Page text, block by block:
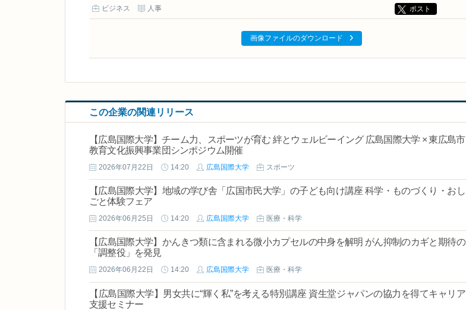
ビジネス 人事 ポスト
画像ファイルのダウンロード
この企業の関連リリース
【広島国際大学】チーム力、スポーツが育む 絆とウェルビーイング 広島国際大学 × 東広島市
教育文化振興事業団シンポジウム開催
2026年07月22日 14:20 広島国際大学 スポーツ
【広島国際大学】地域の学び舎「広国市民大学」の子ども向け講座 科学・ものづくり・おし
ごと体験フェア
2026年06月25日 14:20 広島国際大学 医療・科学
【広島国際大学】かんきつ類に含まれる微小カプセルの中身を解明 がん抑制のカギと期待の
「調整役」を発見
2026年06月22日 14:20 広島国際大学 医療・科学
【広島国際大学】男女共に“輝く私”を考える特別講座 資生堂ジャパンの協力を得てキャリア
支援セミナー